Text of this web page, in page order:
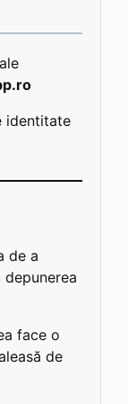
identitate
de a
face o
de